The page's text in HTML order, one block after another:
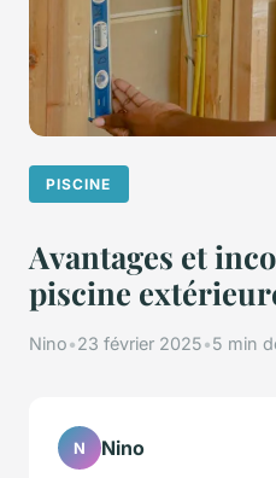
PISCINE
Avantages et
piscine
Nino•23 février 2025•5 min
N Nino